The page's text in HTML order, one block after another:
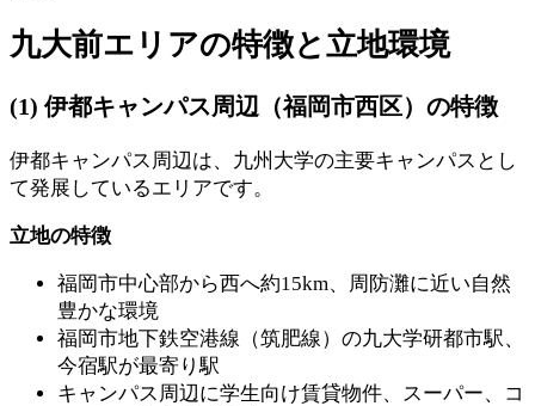
九大前エリアの特徴と立地環境
(1) 伊都キャンパス周辺（福岡市西区）の特徴
伊都キャンパス周辺は、九州大学の主要キャンパスとし
て発展しているエリアです。
立地の特徴
福岡市中心部から西へ約15km、周防灘に近い自然
豊かな環境
福岡市地下鉄空港線（筑肥線）の九大学研都市駅、
今宿駅が最寄り駅
キャンパス周辺に学生向け賃貸物件、スーパー、コ